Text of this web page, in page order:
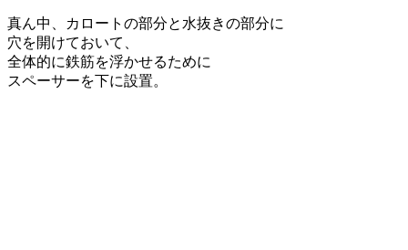
真ん中、カロートの部分と水抜きの部分に
穴を開けておいて、
全体的に鉄筋を浮かせるために
スペーサーを下に設置。